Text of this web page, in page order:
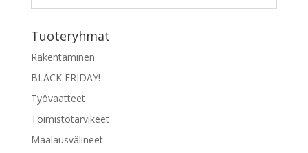
Voit
valinnat
tuotteen
sivulla.
Tuoteryhmät
Rakentaminen
BLACK FRIDAY!
Työvaatteet
Toimistotarvikeet
Maalausvälineet